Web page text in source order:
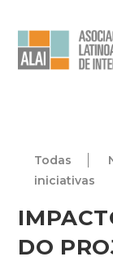
Todas
iniciativas
DO